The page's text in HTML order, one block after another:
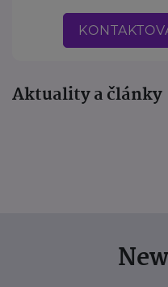
Aktuality a články